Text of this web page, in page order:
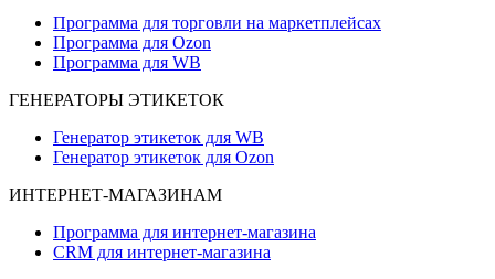
Программа для торговли на маркетплейсах
Программа для Ozon
Программа для WB
ГЕНЕРАТОРЫ ЭТИКЕТОК
Генератор этикеток для WB
Генератор этикеток для Ozon
ИНТЕРНЕТ-МАГАЗИНАМ
Программа для интернет-магазина
CRM для интернет-магазина